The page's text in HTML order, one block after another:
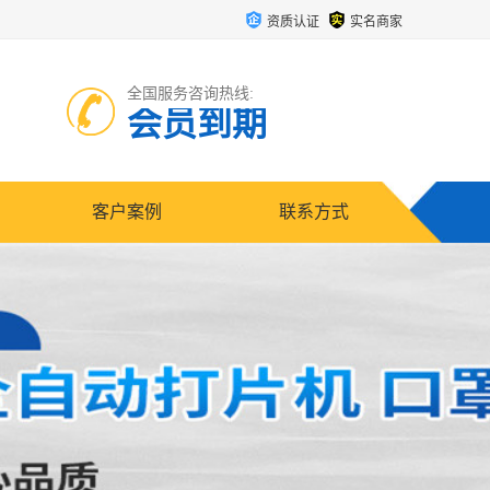
资质认证 实名商家
全国服务咨询热线:
会员到期
客户案例 联系方式